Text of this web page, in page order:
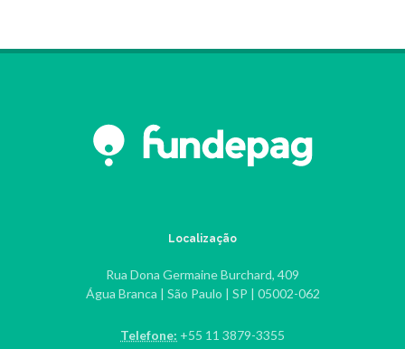
Localização
Rua Dona Germaine Burchard, 409
Água Branca | São Paulo | SP | 05002-062
Telefone: +55 11 3879-3355